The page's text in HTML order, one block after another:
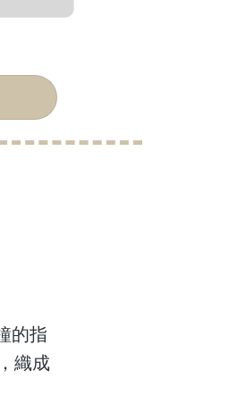
的指
織成